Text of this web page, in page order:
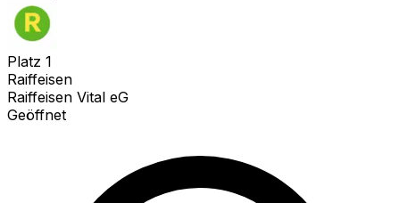
Platz 1
Raiffeisen
Raiffeisen Vital eG
Geöffnet